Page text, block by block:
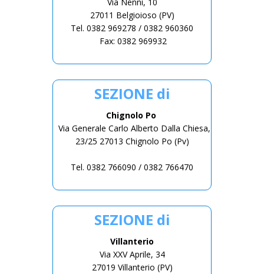
Via Nenni, 10
27011 Belgioioso (PV)
Tel. 0382 969278 / 0382 960360
Fax: 0382 969932
SEZIONE di
Chignolo Po
Via Generale Carlo Alberto Dalla Chiesa,
23/25 27013 Chignolo Po (Pv)
Tel. 0382 766090 / 0382 766470
SEZIONE di
Villanterio
Via XXV Aprile, 34
27019 Villanterio (PV)